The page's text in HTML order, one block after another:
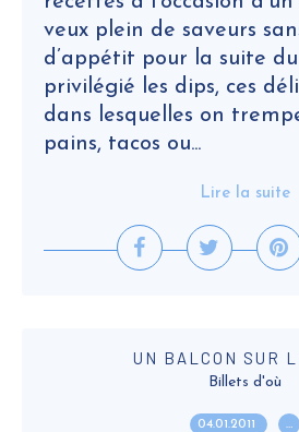
veux plein de saveurs
d’appétit pour la suite du
privilégié les dips, ces
dans lesquelles on
pains, tacos ou...
Lire la suite
UN BALCON SUR
Billets d'où
04.01.2011 …